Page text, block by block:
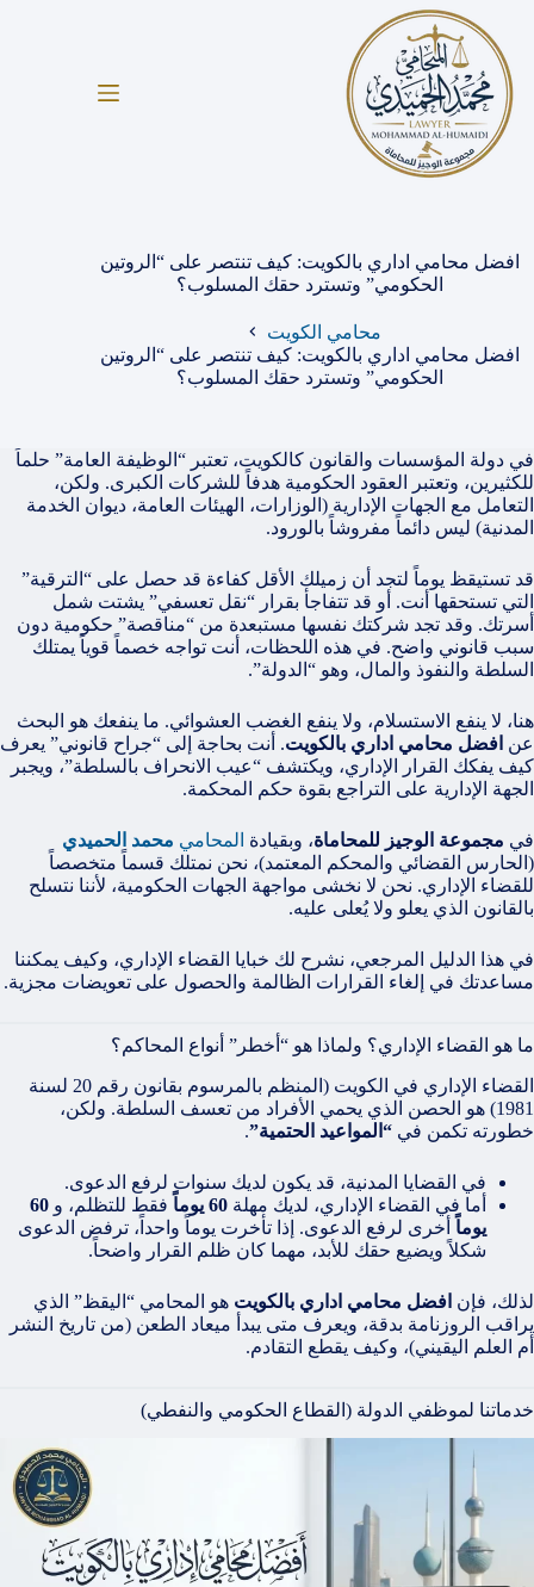
المحتوى
افضل محامي اداري بالكويت: كيف تنتصر على “الروتين
الحكومي” وتسترد حقك المسلوب؟
محامي الكويت
افضل محامي اداري بالكويت: كيف تنتصر على “الروتين
الحكومي” وتسترد حقك المسلوب؟
في دولة المؤسسات والقانون كالكويت، تعتبر “الوظيفة العامة” حلماً
للكثيرين، وتعتبر العقود الحكومية هدفاً للشركات الكبرى. ولكن،
التعامل مع الجهات الإدارية (الوزارات، الهيئات العامة، ديوان الخدمة
المدنية) ليس دائماً مفروشاً بالورود.
قد تستيقظ يوماً لتجد أن زميلك الأقل كفاءة قد حصل على “الترقية”
التي تستحقها أنت. أو قد تتفاجأ بقرار “نقل تعسفي” يشتت شمل
أسرتك. وقد تجد شركتك نفسها مستبعدة من “مناقصة” حكومية دون
سبب قانوني واضح. في هذه اللحظات، أنت تواجه خصماً قوياً يمتلك
السلطة والنفوذ والمال، وهو “الدولة”.
هنا، لا ينفع الاستسلام، ولا ينفع الغضب العشوائي. ما ينفعك هو البحث
عن افضل محامي اداري بالكويت. أنت بحاجة إلى “جراح قانوني” يعرف
كيف يفكك القرار الإداري، ويكتشف “عيب الانحراف بالسلطة”، ويجبر
الجهة الإدارية على التراجع بقوة حكم المحكمة.
في مجموعة الوجيز للمحاماة، وبقيادة المحامي محمد الحميدي
(الحارس القضائي والمحكم المعتمد)، نحن نمتلك قسماً متخصصاً
للقضاء الإداري. نحن لا نخشى مواجهة الجهات الحكومية، لأننا نتسلح
بالقانون الذي يعلو ولا يُعلى عليه.
في هذا الدليل المرجعي، نشرح لك خبايا القضاء الإداري، وكيف يمكننا
مساعدتك في إلغاء القرارات الظالمة والحصول على تعويضات مجزية.
ما هو القضاء الإداري؟ ولماذا هو “أخطر” أنواع المحاكم؟
القضاء الإداري في الكويت (المنظم بالمرسوم بقانون رقم 20 لسنة
1981) هو الحصن الذي يحمي الأفراد من تعسف السلطة. ولكن،
خطورته تكمن في “المواعيد الحتمية”.
في القضايا المدنية، قد يكون لديك سنوات لرفع الدعوى.
أما في القضاء الإداري، لديك مهلة 60 يوماً فقط للتظلم، و 60
يوماً أخرى لرفع الدعوى. إذا تأخرت يوماً واحداً، ترفض الدعوى
شكلاً ويضيع حقك للأبد، مهما كان ظلم القرار واضحاً.
لذلك، فإن افضل محامي اداري بالكويت هو المحامي “اليقظ” الذي
يراقب الروزنامة بدقة، ويعرف متى يبدأ ميعاد الطعن (من تاريخ النشر
أم العلم اليقيني)، وكيف يقطع التقادم.
خدماتنا لموظفي الدولة (القطاع الحكومي والنفطي)